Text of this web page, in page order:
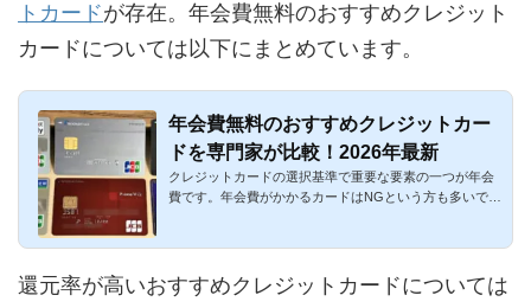
トカードが存在。年会費無料のおすすめクレジット
カードについては以下にまとめています。
年会費無料のおすすめクレジットカー
ドを専門家が比較！2026年最新
クレジットカードの選択基準で重要な要素の一つが年会
費です。年会費がかかるカードはNGという方も多いです
還元率が高いおすすめクレジットカードについては